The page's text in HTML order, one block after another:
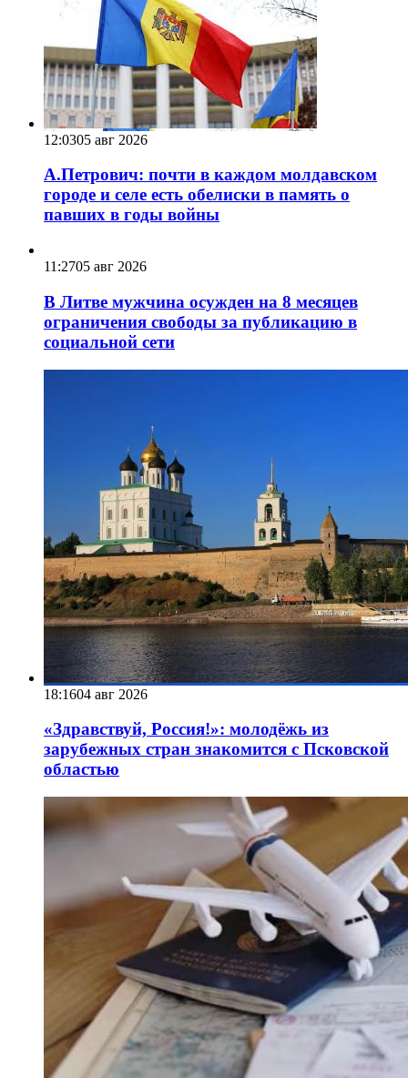
12:0305 авг 2026
А.Петрович: почти в каждом молдавском
городе и селе есть обелиски в память о
павших в годы войны
11:2705 авг 2026
В Литве мужчина осужден на 8 месяцев
ограничения свободы за публикацию в
социальной сети
18:1604 авг 2026
«Здравствуй, Россия!»: молодёжь из
зарубежных стран знакомится с Псковской
областью